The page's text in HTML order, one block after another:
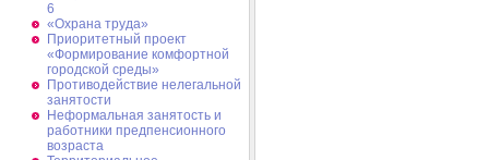
6
«Охрана труда»
Приоритетный проект
«Формирование комфортной
городской среды»
Противодействие нелегальной
занятости
Неформальная занятость и
работники предпенсионного
возраста